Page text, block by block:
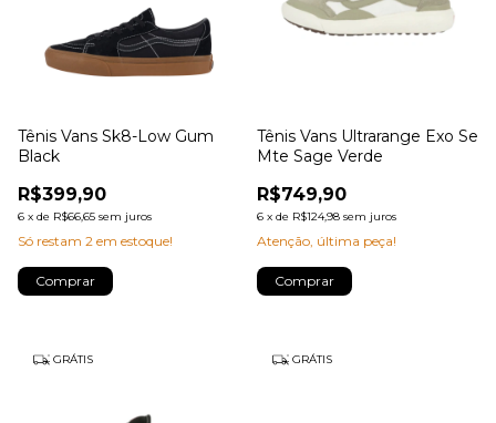
Tênis Vans Sk8-Low Gum
Black
R$399,90
6 x de R$66,65 sem juros
Só restam 2 em estoque!
Comprar
Tênis Vans Ultrarange Exo Se
Mte Sage Verde
R$749,90
6 x de R$124,98 sem juros
Atenção, última peça!
Comprar
GRÁTIS GRÁTIS